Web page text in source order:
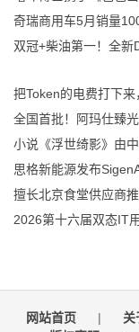
奇瑞商用车5月销量
双冠+柴油第一！全新
把Token的电费打下
全国首批！阿玛仕臻
小说《浮世绮影》由
思格新能源发布
擅长北京食堂供应商
2026第十六届双态IT
网站首页 | 关